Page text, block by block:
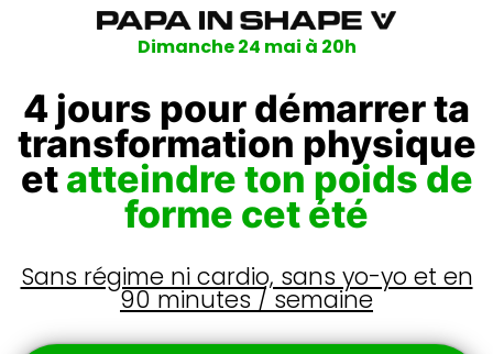
Dimanche 24 mai à 20h
4 jours pour démarrer ta
transformation physique
etatteindre ton poids de
forme cet été
Sans régime ni cardio, sans yo-yo et en
90 minutes / semaine